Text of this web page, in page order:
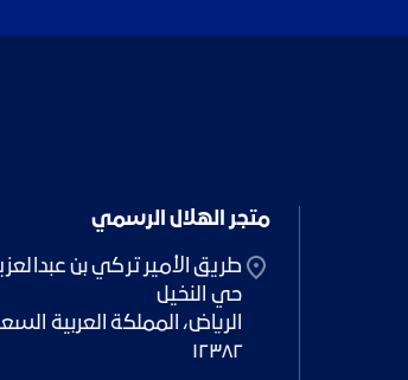
متجر الهلال الرسمي
١٢٣٨٢